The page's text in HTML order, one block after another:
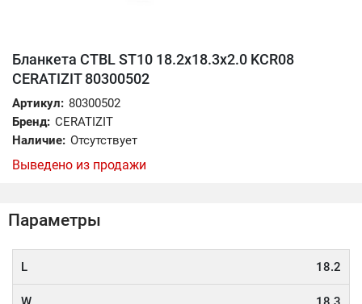
Бланкета CTBL ST10 18.2x18.3x2.0 KCR08
CERATIZIT 80300502
Артикул: 80300502
Бренд: CERATIZIT
Наличие: Отсутствует
Выведено из продажи
Параметры
L 18.2